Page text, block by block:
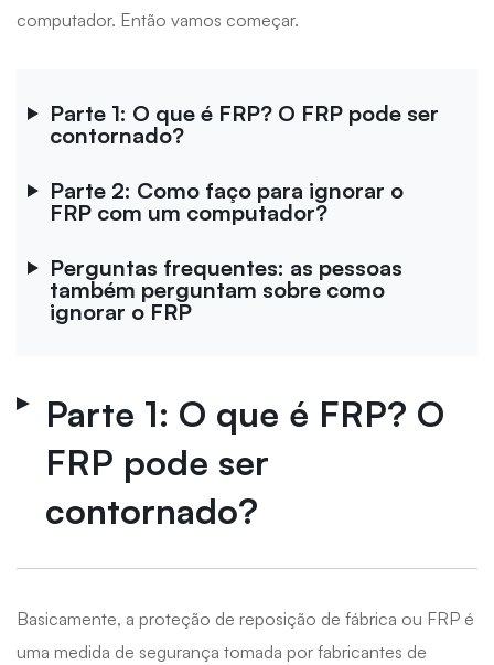
computador. Então vamos começar.
Parte 1: O que é FRP? O FRP pode ser
contornado?
Parte 2: Como faço para ignorar o
FRP com um computador?
Perguntas frequentes: as pessoas
também perguntam sobre como
ignorar o FRP
Parte 1: O que é FRP? O
FRP pode ser
contornado?
Basicamente, a proteção de reposição de fábrica ou FRP é
uma medida de segurança tomada por fabricantes de